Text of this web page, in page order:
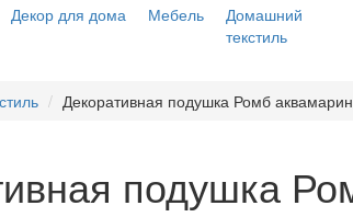
Декор для дома Мебель
Домашний
текстиль
Декоративная подушка Ромб
подушка